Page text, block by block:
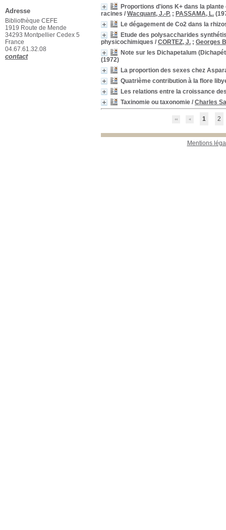
Proportions d'ions K+ dans la
racines / Wacquant, J.-P. ; PASSAMA, L.
Le dégagement de Co2 dans la
Etude des polysaccharides
physicochimiques / CORTEZ, J. ; Georges
Note sur les Dichapetalum
(1972)
La proportion des sexes chez
Quatrième contribution à la flore
Les relations entre la croissance
Taxinomie ou taxonomie / Charles
1 2
Mentions
Adresse
Bibliothèque CEFE
1919 Route de Mende
34293 Montpellier Cedex 5
France
04.67.61.32.08
contact